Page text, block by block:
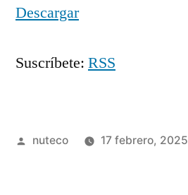
Descargar
Suscríbete: RSS
Publicada
nuteco 17 febrero, 2025